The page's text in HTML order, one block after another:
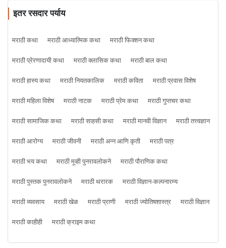
इतर रसदार पर्याय
मराठी कथा मराठी आध्यात्मिक कथा
मराठी फिक्शन कथा
मराठी प्रेरणादायी कथा
मराठी क्लासिक कथा
मराठी बाल कथा
मराठी हास्य कथा
मराठी नियतकालिक मराठी कविता
मराठी प्रवास विशेष
मराठी महिला विशेष
मराठी नाटक मराठी प्रेम कथा
मराठी गुप्तचर कथा
मराठी सामाजिक कथा
मराठी साहसी कथा मराठी मानवी विज्ञान
मराठी तत्त्वज्ञान
मराठी आरोग्य
मराठी जीवनी मराठी अन्न आणि कृती
मराठी पत्र
मराठी भय कथा
मराठी मूव्ही पुनरावलोकने
मराठी पौराणिक कथा
मराठी पुस्तक पुनरावलोकने
मराठी थरारक
मराठी विज्ञान-कल्पनारम्य
मराठी व्यवसाय
मराठी खेळ मराठी प्राणी मराठी ज्योतिषशास्त्र
मराठी विज्ञान
मराठी काहीही
मराठी क्राइम कथा